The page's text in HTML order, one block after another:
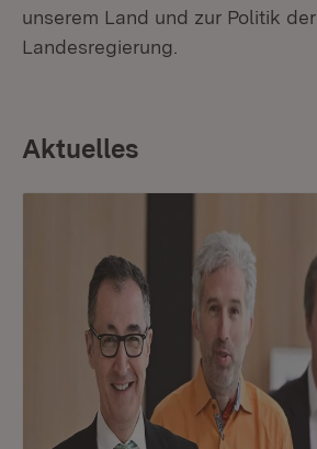
unserem Land und zur Politik der
Landesregierung.
Aktuelles